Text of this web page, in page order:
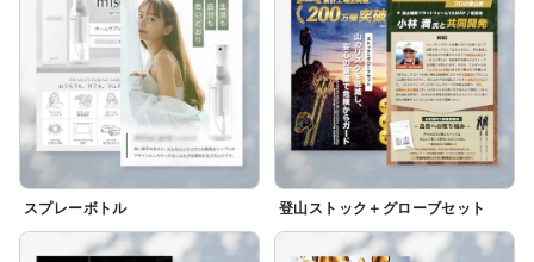
スプレーボトル 登山ストック＋グローブセット